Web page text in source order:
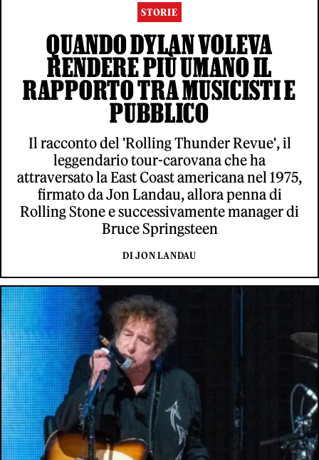
STORIE
QUANDO DYLAN VOLEVA
RENDERE PIÙ UMANO IL
RAPPORTO TRA MUSICISTI E
PUBBLICO
Il racconto del 'Rolling Thunder Revue', il
leggendario tour-carovana che ha
attraversato la East Coast americana nel 1975,
firmato da Jon Landau, allora penna di
Rolling Stone e successivamente manager di
Bruce Springsteen
DI JON LANDAU